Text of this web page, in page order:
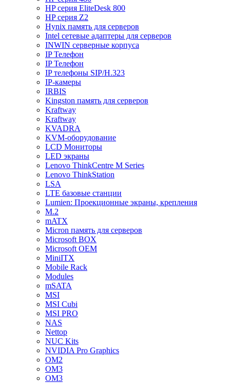
HP серия EliteDesk 800
HP серия Z2
Hynix память для серверов
Intel сетевые адаптеры для серверов
INWIN серверные корпуса
IP Телефон
IP Телефон
IP телефоны SIP/H.323
IP-камеры
IRBIS
Kingston память для серверов
Kraftway
Kraftway
KVADRA
KVM-оборудование
LCD Мониторы
LED экраны
Lenovo ThinkCentre M Series
Lenovo ThinkStation
LSA
LTE базовые станции
Lumien: Проекционные экраны, крепления
M.2
mATX
Micron память для серверов
Microsoft BOX
Microsoft OEM
MiniITX
Mobile Rack
Modules
mSATA
MSI
MSI Cubi
MSI PRO
NAS
Nettop
NUC Kits
NVIDIA Pro Graphics
OM2
OM3
OM3